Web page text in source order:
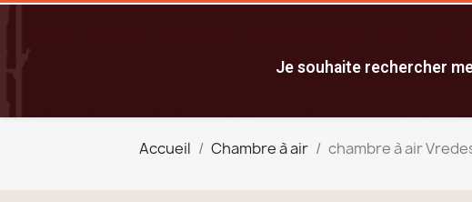
Je souhaite rechercher
Accueil Chambre à air chambre à air